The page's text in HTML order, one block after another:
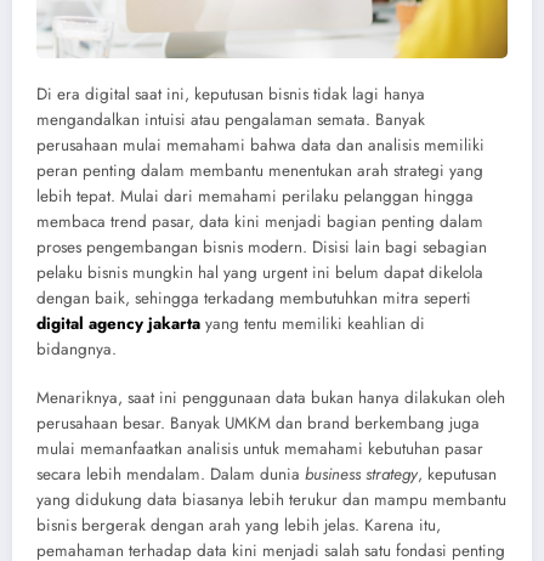
Di era digital saat ini, keputusan bisnis tidak lagi hanya
mengandalkan intuisi atau pengalaman semata. Banyak
perusahaan mulai memahami bahwa data dan analisis memiliki
peran penting dalam membantu menentukan arah strategi yang
lebih tepat. Mulai dari memahami perilaku pelanggan hingga
membaca trend pasar, data kini menjadi bagian penting dalam
proses pengembangan bisnis modern. Disisi lain bagi sebagian
pelaku bisnis mungkin hal yang urgent ini belum dapat dikelola
dengan baik, sehingga terkadang membutuhkan mitra seperti
digital agency jakarta yang tentu memiliki keahlian di
bidangnya.
Menariknya, saat ini penggunaan data bukan hanya dilakukan oleh
perusahaan besar. Banyak UMKM dan brand berkembang juga
mulai memanfaatkan analisis untuk memahami kebutuhan pasar
secara lebih mendalam. Dalam dunia business strategy, keputusan
yang didukung data biasanya lebih terukur dan mampu membantu
bisnis bergerak dengan arah yang lebih jelas. Karena itu,
pemahaman terhadap data kini menjadi salah satu fondasi penting